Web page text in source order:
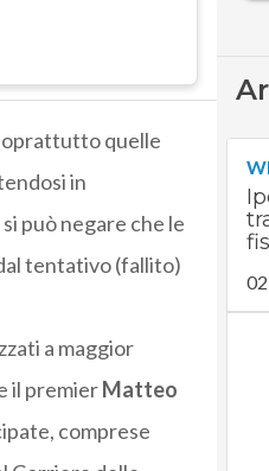
quelle
in
può negare che le
tentativo (fallito)
a maggior
il premierMatteo
comprese